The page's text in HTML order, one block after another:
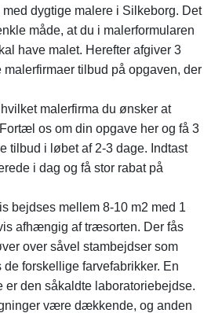
dygtige malere i Silkeborg. Det
måde, at du i malerformularen
have malet. Herefter afgiver 3
tilbud på opgaven, der
malerfirma du ønsker at
os om din opgave her og få 3
tilbud i løbet af 2-3 dage. Indtast
i dag og få stor rabat på
bejdses mellem 8-10 m2 med 1
afhængig af træsorten. Der fås
over såvel stambejdser som
forskellige farvefabrikker. En
er den såkaldte laboratoriebejdse.
være dækkende, og anden